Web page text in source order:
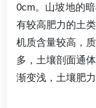
0cm。山坡地的
有较高肥力的土
机质含量较高，
多，土壤剖面通
渐变浅，土壤肥力